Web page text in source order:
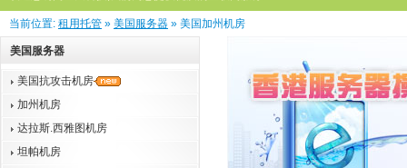
当前位置: 租用托管 » 美国服务器 » 美国加州机房
美国服务器
美国抗攻击机房
加州机房
达拉斯.西雅图机房
坦帕机房